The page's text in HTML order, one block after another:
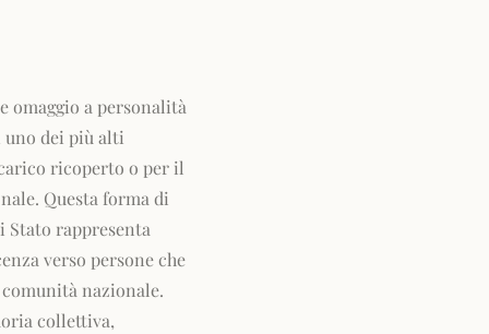
omaggio a personalità
uno dei più alti
ricoperto o per il
Questa forma di
rappresenta
verso persone che
nazionale.
collettiva,